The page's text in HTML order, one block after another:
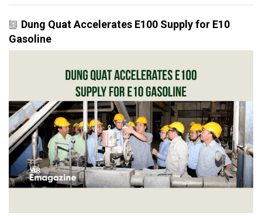
Dung Quat Accelerates E100 Supply for E10
Gasoline